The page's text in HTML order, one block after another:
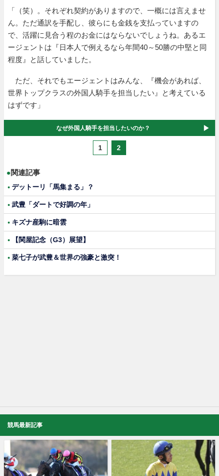
「（笑）。それぞれ契約がありますので、一概には言えませ
ん。ただ通訳を手配し、彼らにも金銭を支払っていますの
で、活躍に見合う程のお金にはならないでしょうね。あるエ
ージェントは『日本人で例えるなら年間40～50勝の中堅と同
程度』と話していました。
ただ、それでもエージェントはみんな、『機会があれば、
世界トップクラスの外国人騎手を担当したい』と考えている
はずです」
なぜ外国人騎手を担当したいのか？
1 2
●関連記事
デットーリ「馬集まる」？
武豊「ダートで好調の年」
キズナ産駒に暗雲
【関屋記念（G3）展望】
菜七子が武豊＆世界の強豪と激突！
競馬最新記事